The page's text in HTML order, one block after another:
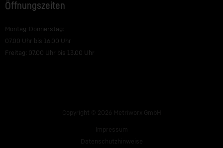
Öffnungszeiten
Montag-Donnerstag:
07.00 Uhr bis 16.00 Uhr
Freitag: 07.00 Uhr bis 13.00 Uhr
Copyright © 2026 Metriworx GmbH
Impressum
Datenschutzhinweise